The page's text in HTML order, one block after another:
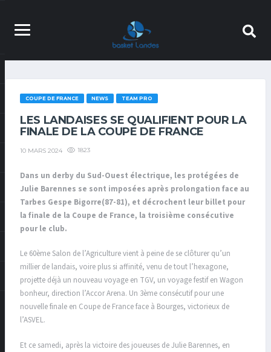
COUPE DE FRANCE NEWS TEAM PRO
LES LANDAISES SE QUALIFIENT POUR LA
FINALE DE LA COUPE DE FRANCE
10 MARS 2024 1823
Dans un derby du Sud-Ouest électrique, les protégées de
Julie Barennes se sont imposées après prolongation face au
Tarbes Gespe Bigorre(87-81), et décrochent leur billet pour
la finale de la Coupe de France, la troisième consécutive
pour le club.
Le 60ème Salon de l’Agriculture vient à peine de se clôturer qu’un
millier de landais, voire plus si affinité, venu de tout l’hexagone,
projette déjà un nouveau voyage en TGV, un voyage festif en Wagon
bonheur, direction l’Accor Arena. Un 3ème consécutif pour une
nouvelle finale en Coupe de France face à Bourges, victorieux de
l’ASVEL.
Et ce samedi, après la victoire des joueuses de Julie Barennes, en